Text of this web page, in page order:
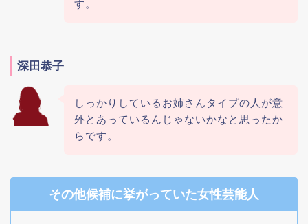
す。
深田恭子
しっかりしているお姉さんタイプの人が意
外とあっているんじゃないかなと思ったか
らです。
その他候補に挙がっていた女性芸能人